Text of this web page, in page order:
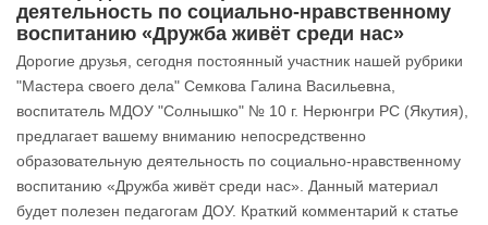
деятельность по социально-нравственному
воспитанию «Дружба живёт среди нас»
Дорогие друзья, сегодня постоянный участник нашей рубрики
"Мастера своего дела" Семкова Галина Васильевна,
воспитатель МДОУ "Солнышко" № 10 г. Нерюнгри РС (Якутия),
предлагает вашему вниманию непосредственно
образовательную деятельность по социально-нравственному
воспитанию «Дружба живёт среди нас». Данный материал
будет полезен педагогам ДОУ. Краткий комментарий к статье